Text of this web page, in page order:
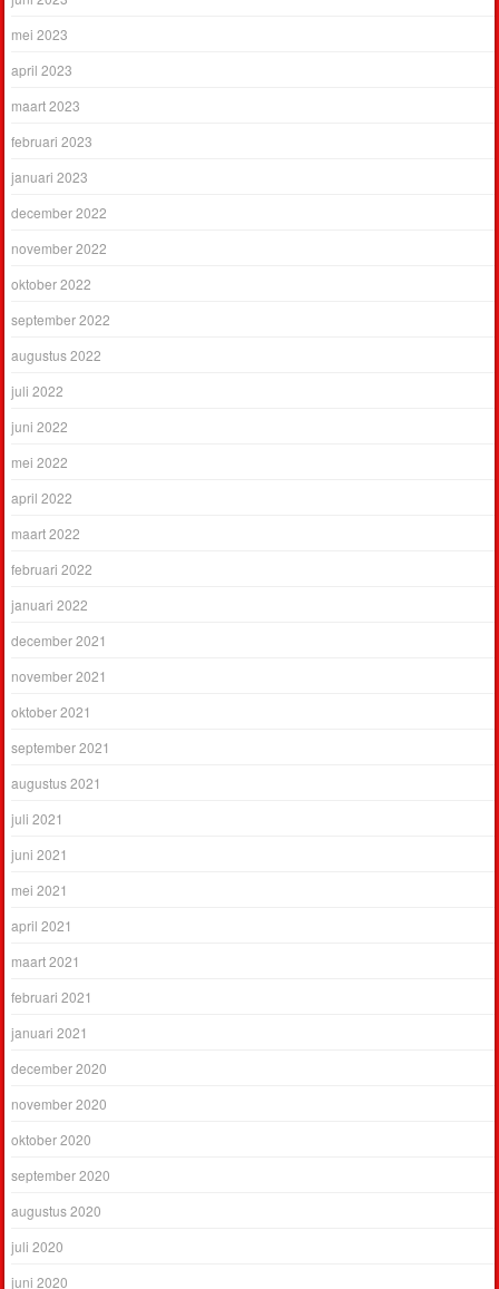
mei 2023
april 2023
maart 2023
februari 2023
januari 2023
december 2022
november 2022
oktober 2022
september 2022
augustus 2022
juli 2022
juni 2022
mei 2022
april 2022
maart 2022
februari 2022
januari 2022
december 2021
november 2021
oktober 2021
september 2021
augustus 2021
juli 2021
juni 2021
mei 2021
april 2021
maart 2021
februari 2021
januari 2021
december 2020
november 2020
oktober 2020
september 2020
augustus 2020
juli 2020
juni 2020